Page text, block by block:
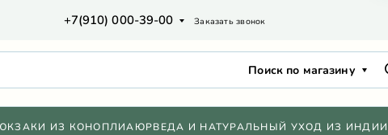
+7(910) 000-39-00 Заказать звонок
Поиск по магазину
ИЗ КОНОПЛИАЮРВЕДА И НАТУРАЛЬНЫЙ УХОД ИЗ ИНДИИ